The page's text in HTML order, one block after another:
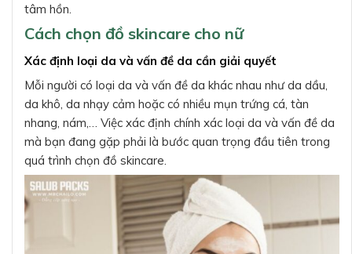
tâm hồn.
Cách chọn đồ skincare cho nữ
Xác định loại da và vấn đề da cần giải quyết
Mỗi người có loại da và vấn đề da khác nhau như da dầu,
da khô, da nhạy cảm hoặc có nhiều mụn trứng cá, tàn
nhang, nám,… Việc xác định chính xác loại da và vấn đề da
mà bạn đang gặp phải là bước quan trọng đầu tiên trong
quá trình chọn đồ skincare.